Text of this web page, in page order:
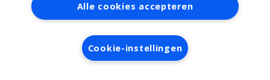
RAI bestanden
Privacy
Algemene
voorwaarden
Verwerkersovereenkomst
Alle cookies accepteren
Cookie-instellingen